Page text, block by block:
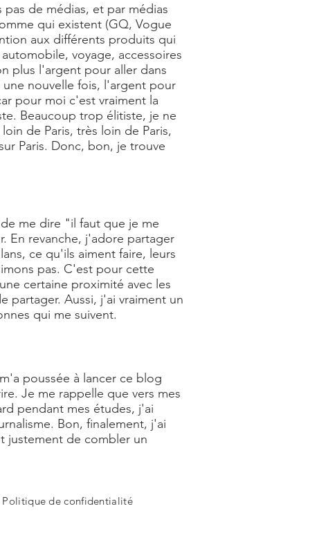
de médias, et par médias
qui existent (GQ, Vogue
aux différents produits qui
voyage, accessoires
plus l'argent pour aller dans
nouvelle fois, l'argent pour
pour moi c'est vraiment la
Beaucoup trop élitiste, je ne
de Paris, très loin de Paris,
Paris. Donc, bon, je trouve
me dire "il faut que je me
En revanche, j'adore partager
ce qu'ils aiment faire, leurs
pas. C'est pour cette
certaine proximité avec les
partager. Aussi, j'ai vraiment un
qui me suivent.
poussée à lancer ce blog
Je me rappelle que vers mes
pendant mes études, j'ai
Bon, finalement, j'ai
justement de combler un
Politique de confidentialité